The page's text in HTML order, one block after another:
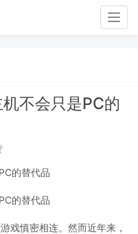
不会只是PC的
戏慎密相连。然而近年来，